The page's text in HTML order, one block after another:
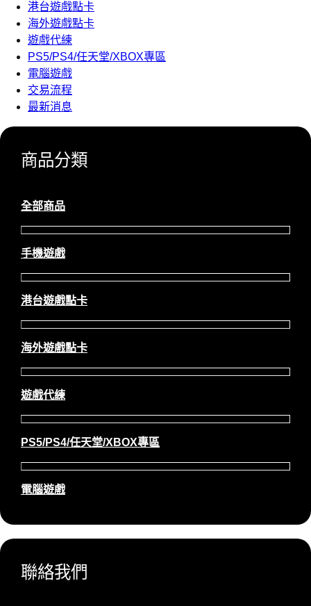
港台遊戲點卡
海外遊戲點卡
遊戲代練
PS5/PS4/任天堂/XBOX專區
電腦遊戲
交易流程
最新消息
商品分類
全部商品
手機遊戲
港台遊戲點卡
海外遊戲點卡
遊戲代練
PS5/PS4/任天堂/XBOX專區
電腦遊戲
聯絡我們